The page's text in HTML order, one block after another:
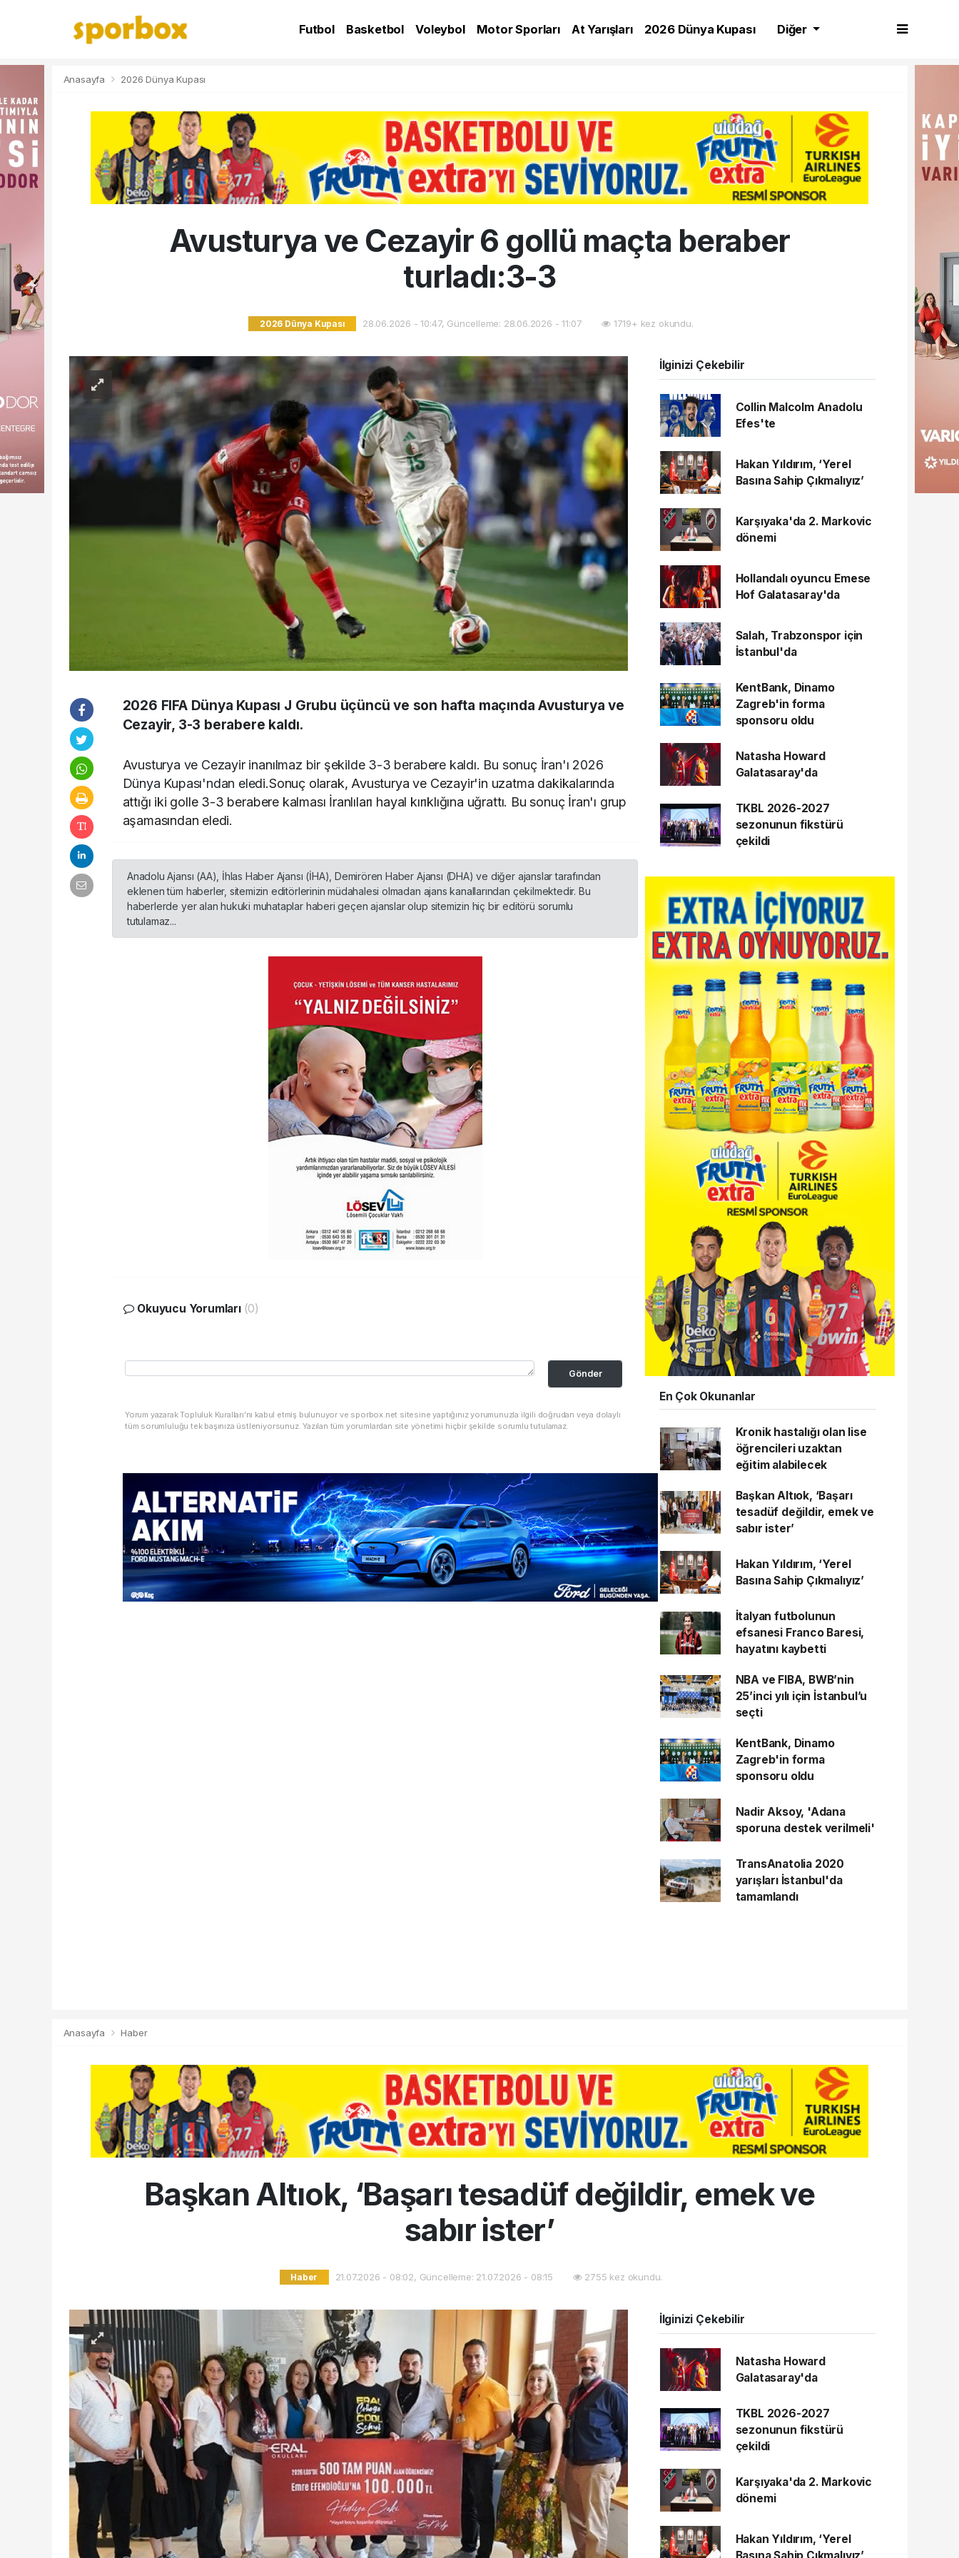
Futbol Basketbol Voleybol Motor Sporları At Yarışları
2026 Dünya Kupası
Diğer
Anasayfa 2026 Dünya Kupası
Avusturya ve Cezayir 6 gollü maçta beraber
turladı:3-3
2026 Dünya Kupası 28.06.2026 - 10:47, Güncelleme: 28.06.2026 - 11:07 1719+ kez okundu.
2026 FIFA Dünya Kupası J Grubu üçüncü ve son hafta maçında Avusturya ve
Cezayir, 3-3 berabere kaldı.
Avusturya ve Cezayir inanılmaz bir şekilde 3-3 berabere kaldı. Bu sonuç İran'ı 2026
Dünya Kupası'ndan eledi.Sonuç olarak, Avusturya ve Cezayir'in uzatma dakikalarında
attığı iki golle 3-3 berabere kalması İranlıları hayal kırıklığına uğrattı. Bu sonuç İran'ı grup
aşamasından eledi.
Anadolu Ajansı (AA), İhlas Haber Ajansı (İHA), Demirören Haber Ajansı (DHA) ve diğer ajanslar tarafından
eklenen tüm haberler, sitemizin editörlerinin müdahalesi olmadan ajans kanallarından çekilmektedir. Bu
haberlerde yer alan hukuki muhataplar haberi geçen ajanslar olup sitemizin hiç bir editörü sorumlu
tutulamaz...
Okuyucu Yorumları (0)
Gönder
Yorum yazarak Topluluk Kuralları’nı kabul etmiş bulunuyor ve sporbox.net sitesine yaptığınız yorumunuzla ilgili doğrudan veya dolaylı
tüm sorumluluğu tek başınıza üstleniyorsunuz. Yazılan tüm yorumlardan site yönetimi hiçbir şekilde sorumlu tutulamaz.
İlginizi Çekebilir
Collin Malcolm Anadolu
Efes'te
Hakan Yıldırım, ‘Yerel
Basına Sahip Çıkmalıyız’
Karşıyaka'da 2. Markovic
dönemi
Hollandalı oyuncu Emese
Hof Galatasaray'da
Salah, Trabzonspor için
İstanbul'da
KentBank, Dinamo
Zagreb'in forma
sponsoru oldu
Natasha Howard
Galatasaray'da
TKBL 2026-2027
sezonunun fikstürü
çekildi
En Çok Okunanlar
Kronik hastalığı olan lise
öğrencileri uzaktan
eğitim alabilecek
Başkan Altıok, ‘Başarı
tesadüf değildir, emek ve
sabır ister’
Hakan Yıldırım, ‘Yerel
Basına Sahip Çıkmalıyız’
İtalyan futbolunun
efsanesi Franco Baresi,
hayatını kaybetti
NBA ve FIBA, BWB’nin
25’inci yılı için İstanbul’u
seçti
KentBank, Dinamo
Zagreb'in forma
sponsoru oldu
Nadir Aksoy, 'Adana
sporuna destek verilmeli'
TransAnatolia 2020
yarışları İstanbul'da
tamamlandı
Anasayfa Haber
Başkan Altıok, ‘Başarı tesadüf değildir, emek ve
sabır ister’
Haber 21.07.2026 - 08:02, Güncelleme: 21.07.2026 - 08:15 2755 kez okundu.
İlginizi Çekebilir
Natasha Howard
Galatasaray'da
TKBL 2026-2027
sezonunun fikstürü
çekildi
Karşıyaka'da 2. Markovic
dönemi
Hakan Yıldırım, ‘Yerel